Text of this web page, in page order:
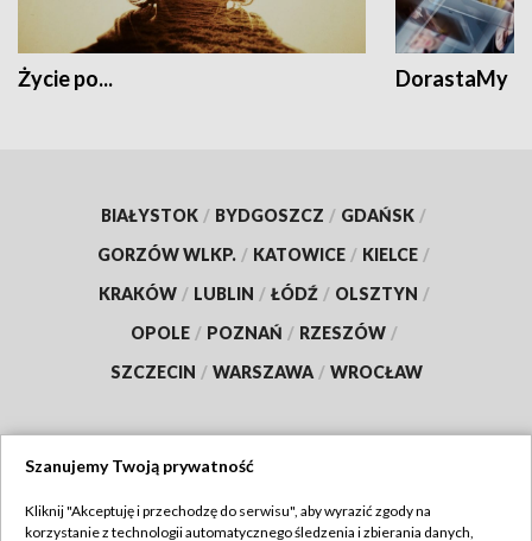
Życie po... DorastaMy
BIAŁYSTOK / BYDGOSZCZ / GDAŃSK /
GORZÓW WLKP. / KATOWICE / KIELCE /
KRAKÓW / LUBLIN / ŁÓDŹ / OLSZTYN /
OPOLE / POZNAŃ / RZESZÓW /
SZCZECIN / WARSZAWA / WROCŁAW
Szanujemy Twoją prywatność
Kliknij "Akceptuję i przechodzę do serwisu", aby wyrazić zgody na
korzystanie z technologii automatycznego śledzenia i zbierania danych,